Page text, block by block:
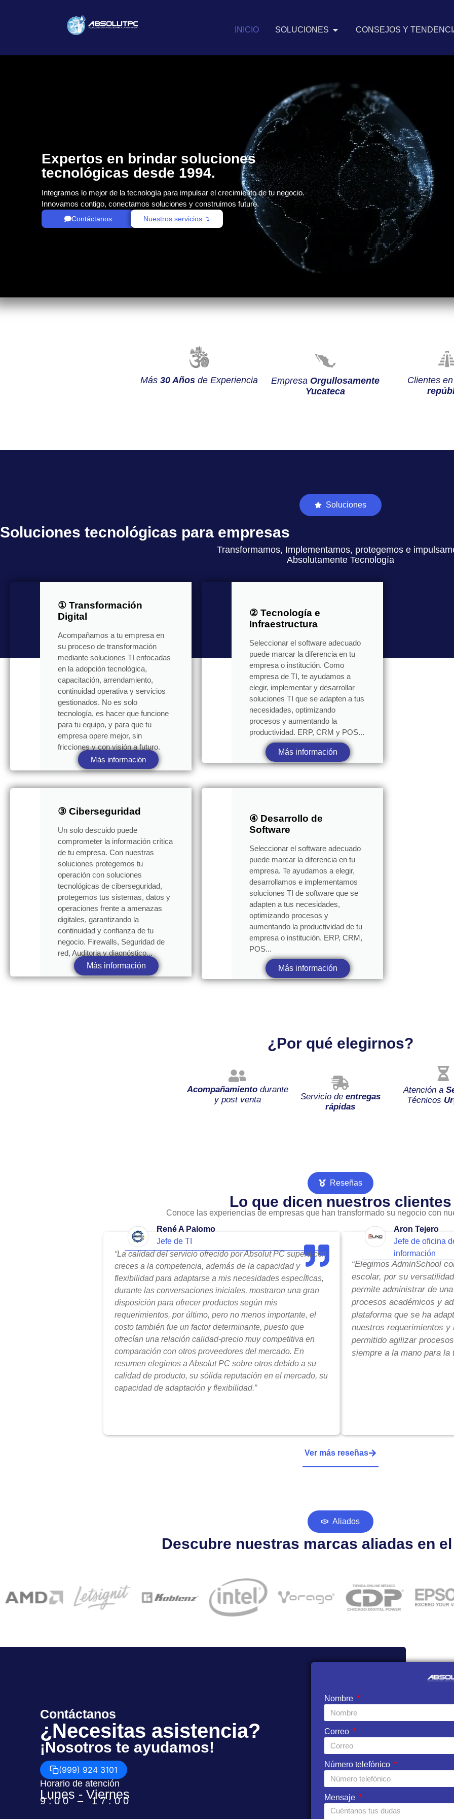
INICIO SOLUCIONES CONSEJOS Y
Expertos en brindar soluciones
tecnológicas desde 1994.
Integramos lo mejor de la tecnología para impulsar el crecimiento de tu negocio.
Innovamos contigo, conectamos soluciones y construimos futuro.
Contáctanos Nuestros servicios ↴
Más 30 Años de Experiencia Empresa Orgullosamente
Yucateca
Clientes
Soluciones
Soluciones tecnológicas para empresas
Transformamos, Implementamos, protegemos e
Absolutamente Tecnología
① Transformación
Digital
Acompañamos a tu empresa en
su proceso de transformación
mediante soluciones TI enfocadas
en la adopción tecnológica,
capacitación, arrendamiento,
continuidad operativa y servicios
gestionados. No es solo
tecnología, es hacer que funcione
para tu equipo, y para que tu
empresa opere mejor, sin
fricciones y con visión a futuro.
Más información
② Tecnología e
Infraestructura
Seleccionar el software adecuado
puede marcar la diferencia en tu
empresa o institución. Como
empresa de TI, te ayudamos a
elegir, implementar y desarrollar
soluciones TI que se adapten a tus
necesidades, optimizando
procesos y aumentando la
productividad. ERP, CRM y POS...
Más información
③ Ciberseguridad
Un solo descuido puede
comprometer la información crítica
de tu empresa. Con nuestras
soluciones protegemos tu
operación con soluciones
tecnológicas de ciberseguridad,
protegemos tus sistemas, datos y
operaciones frente a amenazas
digitales, garantizando la
continuidad y confianza de tu
negocio. Firewalls, Seguridad de
red, Auditoria y diagnóstico...
Más información
④ Desarrollo de
Software
Seleccionar el software adecuado
puede marcar la diferencia en tu
empresa. Te ayudamos a elegir,
desarrollamos e implementamos
soluciones TI de software que se
adapten a tus necesidades,
optimizando procesos y
aumentando la productividad de tu
empresa o institución. ERP, CRM,
POS...
Más información
¿Por qué elegirnos?
Acompañamientodurante
y post venta
Servicio de entregas
rápidas
Atención a
Técnicos
Reseñas
Lo que dicen nuestros clientes
Conoce las experiencias de empresas que han transformado su negocio con
René A Palomo
Jefe de TI
“La calidad del servicio ofrecido por Absolut PC supera con
creces a la competencia, además de la capacidad y
flexibilidad para adaptarse a mis necesidades específicas,
durante las conversaciones iniciales, mostraron una gran
disposición para ofrecer productos según mis
requerimientos, por último, pero no menos importante, el
costo también fue un factor determinante, puesto que
ofrecían una relación calidad-precio muy competitiva en
comparación con otros proveedores del mercado. En
resumen elegimos a Absolut PC sobre otros debido a su
calidad de producto, su sólida reputación en el mercado, su
capacidad de adaptación y flexibilidad.”
Aron Tejero
Jefe de oficina
información
“Elegimos AdminSchool
escolar, por su
permite administrar de
procesos académicos y
plataforma que se ha
nuestros requerimientos y
permitido agilizar
siempre a la mano para la
Ver más reseñas
Aliados
Descubre nuestras marcas aliadas en
Nombre
Correo
Número telefónico
Mensaje
Contáctanos
¿Necesitas asistencia?
¡Nosotros te ayudamos!
(999) 924 3101
Horario de atención
Lunes - Viernes
9:00 – 17:00